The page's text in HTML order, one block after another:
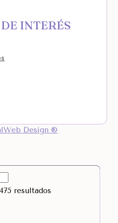
INTERÉS
Design ®
resultados